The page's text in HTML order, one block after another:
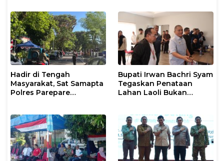
Hadir di Tengah
Masyarakat, Sat Samapta
Polres Parepare
Bupati Irwan Bachri Syam
Tegaskan Penataan
Lahan Laoli Bukan